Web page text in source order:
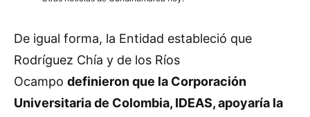
De igual forma, la Entidad estableció que
Rodríguez Chía y de los Ríos
Ocampo definieron que la Corporación
Universitaria de Colombia, IDEAS, apoyaría la